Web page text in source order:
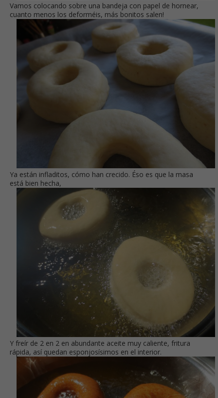
Vamos colocando sobre una bandeja con papel de hornear,
cuanto menos los deforméis, más bonitos salen!
Ya están infladitos, cómo han crecido. Éso es que la masa
está bien hecha,
Y freír de 2 en 2 en abundante aceite muy caliente, fritura
rápida, así quedan esponjosísimos en el interior.